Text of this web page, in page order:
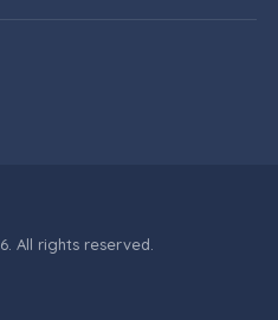
All rights reserved.